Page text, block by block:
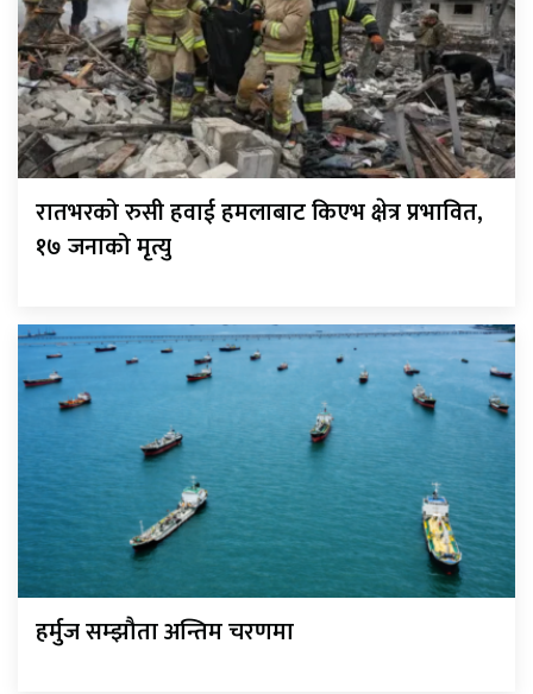
रातभरको रुसी हवाई हमलाबाट किएभ क्षेत्र प्रभावित,
१७ जनाको मृत्यु
हर्मुज सम्झौता अन्तिम चरणमा